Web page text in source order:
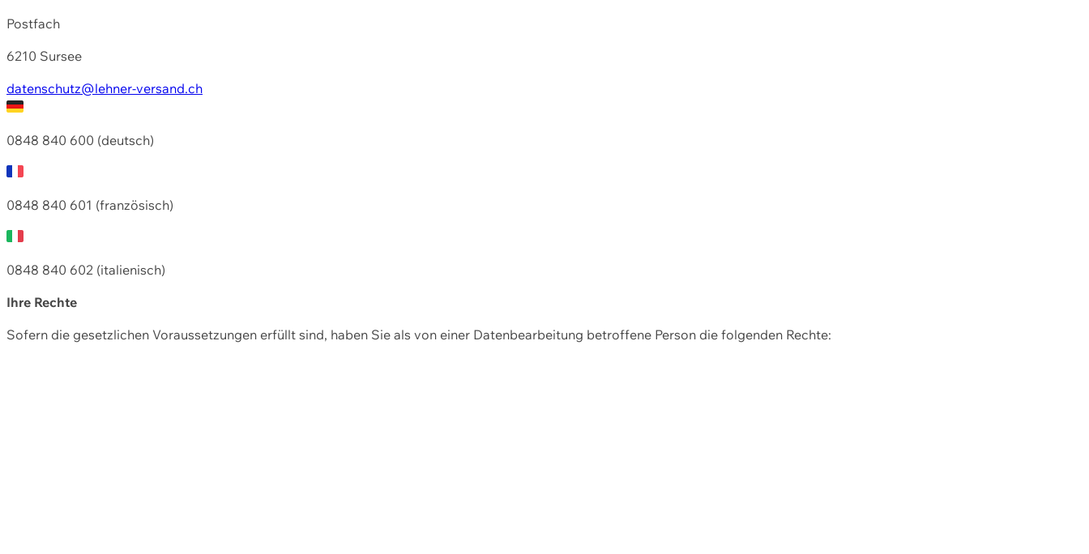
Postfach
6210 Sursee
datenschutz@lehner-versand.ch
0848 840 600 (deutsch)
0848 840 601 (französisch)
0848 840 602 (italienisch)
Ihre Rechte
Sofern die gesetzlichen Voraussetzungen erfüllt sind, haben Sie als von einer Datenbearbeitung betroffene Person die folgenden Rechte: